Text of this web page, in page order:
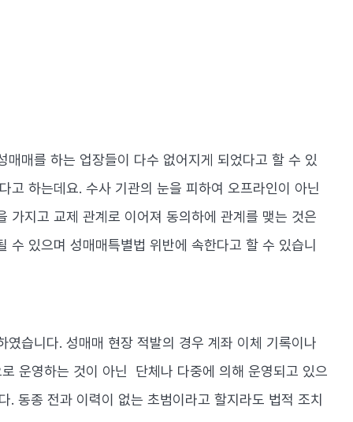
매를 하는 업장들이 다수 없어지게 되었다고 할 수 있
고 하는데요. 수사 기관의 눈을 피하여 오프라인이 아닌
가지고 교제 관계로 이어져 동의하에 관계를 맺는 것은
있으며 성매매특별법 위반에 속한다고 할 수 있습니
습니다. 성매매 현장 적발의 경우 계좌 이체 기록이나
운영하는 것이 아닌 단체나 다중에 의해 운영되고 있으
동종 전과 이력이 없는 초범이라고 할지라도 법적 조치